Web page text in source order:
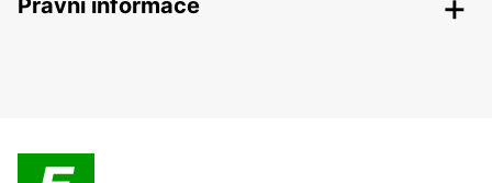
Právní informace